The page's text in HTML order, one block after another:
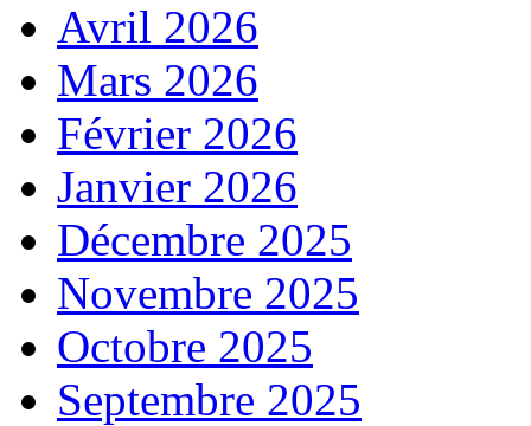
Avril 2026
Mars 2026
Février 2026
Janvier 2026
Décembre 2025
Novembre 2025
Octobre 2025
Septembre 2025